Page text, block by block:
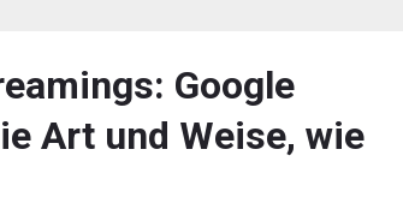
Google
Art und Weise, wie